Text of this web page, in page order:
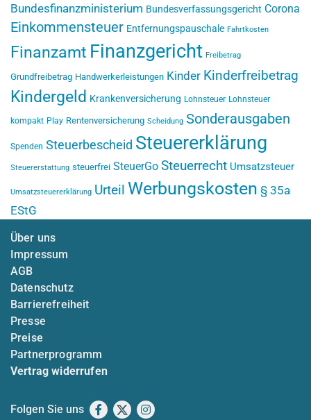
Bundesfinanzministerium Bundesverfassungsgericht Corona
Einkommensteuer Entfernungspauschale Fahrtkosten
Finanzamt Finanzgericht Freibetrag
Grundfreibetrag Handwerkerleistungen Kinder Kinderfreibetrag
Kindergeld Krankenversicherung Lohnsteuer Lohnsteuer
kompakt Play Rentenversicherung Scheidung Sonderausgaben
Spenden Steuerbescheid Steuererklärung
Steuererstattung steuerfrei SteuerGo Steuerrecht Umsatzsteuer
Umsatzsteuererklärung Urteil Werbungskosten § 35a
EStG
Über uns
Impressum
AGB
Datenschutz
Barrierefreiheit
Presse
Preise
Partnerprogramm
Vertrag widerrufen
Folgen Sie uns Facebook
X Instagram